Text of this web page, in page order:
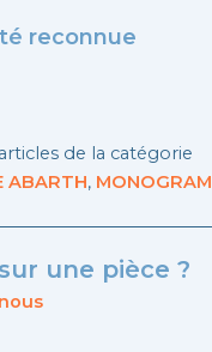
reconnue
de la catégorie
ABARTH,
une pièce ?